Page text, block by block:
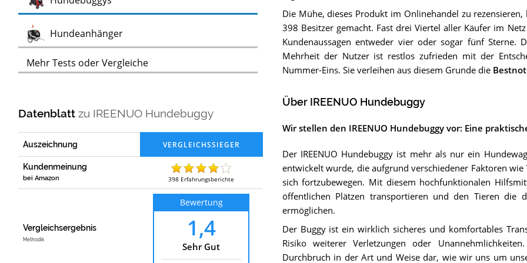
HundeanhängerTest
Mehr Tests oder Vergleiche
Datenblattzu IREENUO Hundebuggy
Auszeichnung
Kundenmeinung
bei Amazon 398 Erfahrungsberichte
Vergleichsergebnis
Methodik
Bewertung
1,4
Sehr Gut
Die Mühe, dieses Produkt im Onlinehandel zu rezensieren,
398 Besitzer gemacht. Fast drei Viertel aller Käufer im
Kundenaussagen entweder vier oder sogar fünf Sterne.
Mehrheit der Nutzer ist restlos zufrieden mit der
Nummer-Eins. Sie verleihen aus diesem Grunde die
Über IREENUO Hundebuggy
Wir stellen den IREENUO Hundebuggy vor: Eine
Der IREENUO Hundebuggy ist mehr als nur ein
entwickelt wurde, die aufgrund verschiedener Faktoren
sich fortzubewegen. Mit diesem hochfunktionalen
öffentlichen Plätzen transportieren und den Tieren die
ermöglichen.
Der Buggy ist ein wirklich sicheres und komfortables
Risiko weiterer Verletzungen oder
Durchbruch in der Art und Weise dar, wie wir uns um